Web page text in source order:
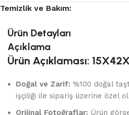
Temizlik ve Bakım:
Ürün Detayları
Açıklama
Ürün Açıklaması:
Doğal ve Zarif: %100 doğal
işçiliği ile sipariş üzerine özel
Orijinal Fotoğraflar: Ürün